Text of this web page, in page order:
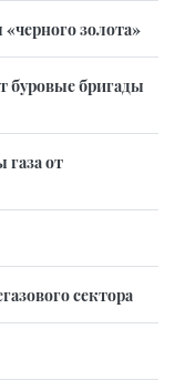
золота»
буровые бригады
от
сектора